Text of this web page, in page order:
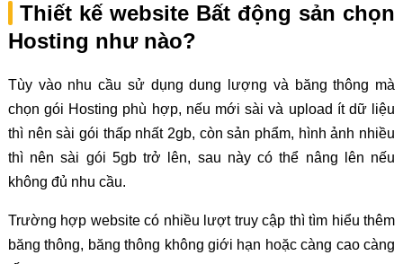
Thiết kế website Bất động sản chọn
Hosting như nào?
Tùy vào nhu cầu sử dụng dung lượng và băng thông mà
chọn gói Hosting phù hợp, nếu mới sài và upload ít dữ liệu
thì nên sài gói thấp nhất 2gb, còn sản phẩm, hình ảnh nhiều
thì nên sài gói 5gb trở lên, sau này có thể nâng lên nếu
không đủ nhu cầu.
Trường hợp website có nhiều lượt truy cập thì tìm hiểu thêm
băng thông, băng thông không giới hạn hoặc càng cao càng